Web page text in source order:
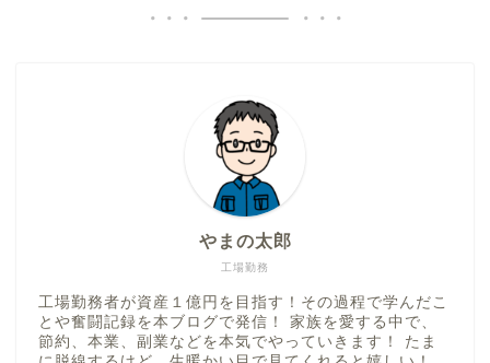
工場勤務
やまの太郎
工場勤務者が資産１億円を目指す！その過程で学んだこ
とや奮闘記録を本ブログで発信！ 家族を愛する中で、
節約、本業、副業などを本気でやっていきます！ たま